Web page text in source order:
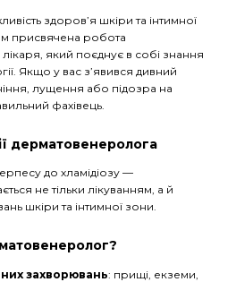
здоров’я шкіри та інтимної
присвячена робота
який поєднує в собі знання
Якщо у вас з’явився дивний
лущення або підозра на
фахівець.
дерматовенеролога
до хламідіозу —
не тільки лікуванням, а й
шкіри та інтимної зони.
захворювань: прищі, екземи,